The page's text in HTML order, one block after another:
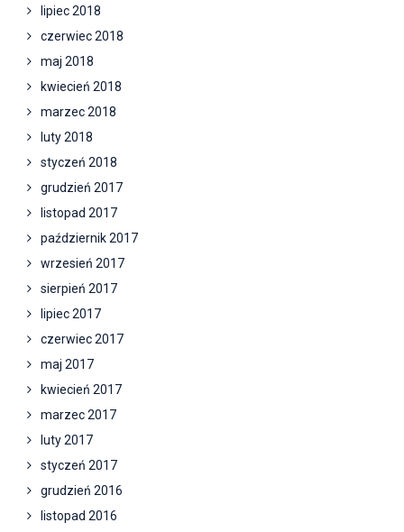
lipiec 2018
czerwiec 2018
maj 2018
kwiecień 2018
marzec 2018
luty 2018
styczeń 2018
grudzień 2017
listopad 2017
październik 2017
wrzesień 2017
sierpień 2017
lipiec 2017
czerwiec 2017
maj 2017
kwiecień 2017
marzec 2017
luty 2017
styczeń 2017
grudzień 2016
listopad 2016